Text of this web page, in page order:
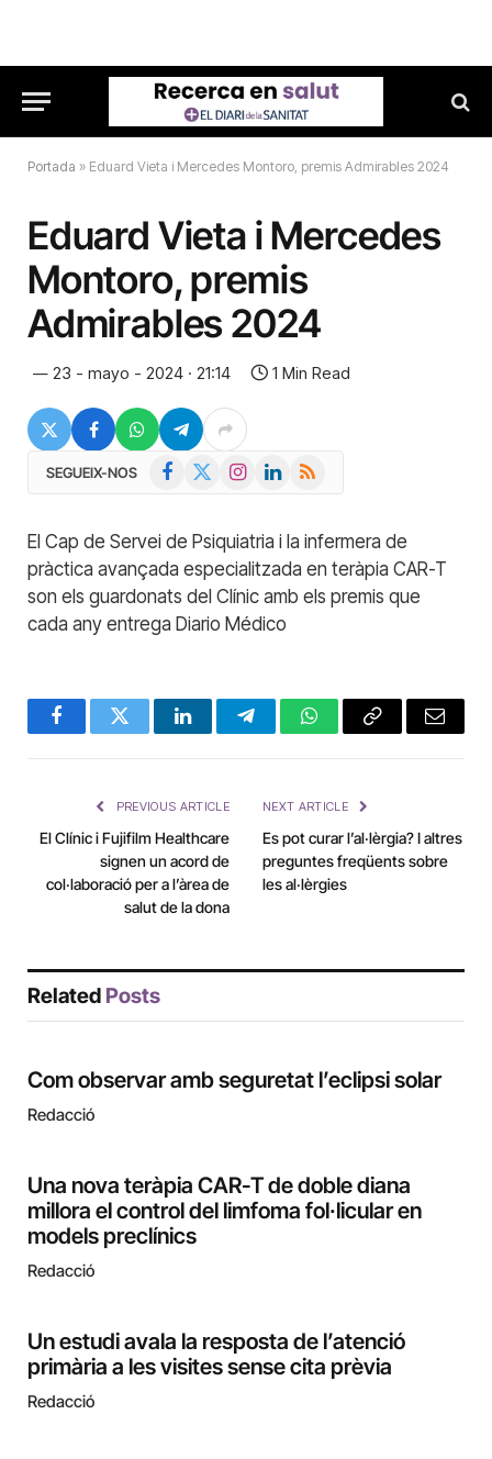
Portada » Eduard Vieta i Mercedes Montoro, premis Admirables 2024
Eduard Vieta i Mercedes
Montoro, premis
Admirables 2024
23 - mayo - 2024 · 21:14 1 Min Read
SEGUEIX-NOS Facebook InstagramLinkedIn
RSS
El Cap de Servei de Psiquiatria i la infermera de
pràctica avançada especialitzada en teràpia CAR-T
son els guardonats del Clínic amb els premis que
cada any entrega Diario Médico
FacebookTwitter LinkedInTelegramWhatsAppCopy
Email
PREVIOUS ARTICLE
El Clínic i Fujifilm Healthcare
signen un acord de
col·laboració per a l’àrea de
salut de la dona
NEXT ARTICLE
Es pot curar l’al·lèrgia? I altres
preguntes freqüents sobre
les al·lèrgies
Related Posts
Com observar amb seguretat l’eclipsi solar
Redacció
Una nova teràpia CAR-T de doble diana
millora el control del limfoma fol·licular en
models preclínics
Redacció
Un estudi avala la resposta de l’atenció
primària a les visites sense cita prèvia
Redacció